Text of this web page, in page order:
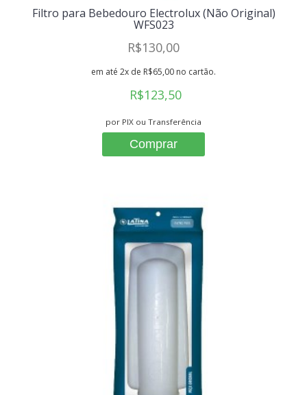
Filtro para Bebedouro Electrolux (Não Original)
WFS023
R$130,00
em até 2x de R$65,00 no cartão.
R$123,50
por PIX ou Transferência
Comprar